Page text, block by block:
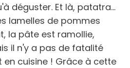
déguster. Et là, patatra...
lamelles de pommes
la pâte est ramollie,
il n'y a pas de fatalité
en cuisine ! Grâce à cette